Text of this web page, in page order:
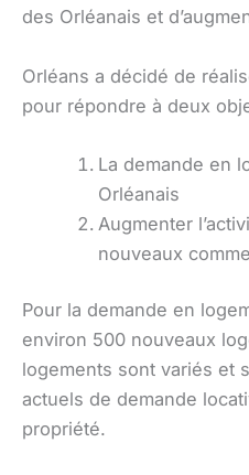
des Orléanais et
Orléans a décidé de
pour répondre à deux
La demande en
Orléanais
Augmenter
nouveaux
Pour la demande en
environ 500 nouveaux
logements sont variés et
actuels de demande
propriété.